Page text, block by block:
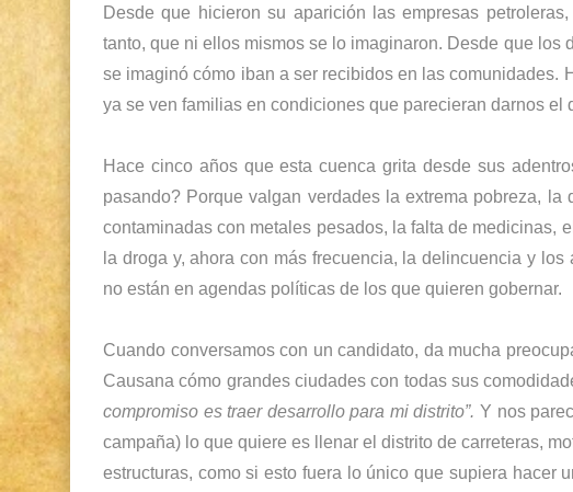
Desde que hicieron su aparición las empresas
tanto, que ni ellos mismos se lo imaginaron. Desde que
se imaginó cómo iban a ser recibidos en las comunidades.
ya se ven familias en condiciones que parecieran darnos el
Hace cinco años que esta cuenca grita desde sus
pasando? Porque valgan verdades la extrema pobreza,
contaminadas con metales pesados, la falta de medicinas,
la droga y, ahora con más frecuencia, la delincuencia y
no están en agendas políticas de los que quieren gobernar.
Cuando conversamos con un candidato, da mucha
Causana cómo grandes ciudades con todas sus
compromiso es traer desarrollo para mi distrito”.Y nos
campaña) lo que quiere es llenar el distrito de carreteras,
estructuras, como si esto fuera lo único que supiera hacer